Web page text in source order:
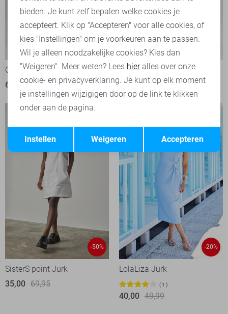
-50%
Calvin Klein Jurk
69,95 139,90
Harper & Yve Jurk
50,00
99,99
-50%
SisterS point Jurk
35,00 69,95
-20%
LolaLiza Jurk
1
40,00 49,99
Terug Opslaan
bieden. Je kunt zelf bepalen welke cookies je
accepteert. Klik op "Accepteren" voor alle cookies, of
kies "Instellingen" om je voorkeuren aan te passen.
Wil je alleen noodzakelijke cookies? Kies dan
"Weigeren". Meer weten? Lees hieralles over onze
cookie- en privacyverklaring. Je kunt op elk moment
je instellingen wijzigigen door op de link te klikken
onder aan de pagina.
Accepteren
Weigeren
Instellen